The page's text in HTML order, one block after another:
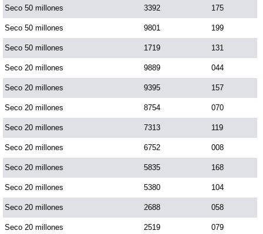
Paisita Noche
Paisita 3
Pick 3 Día
Pick 3 Noche
Pick 4 Día
Pick 4 Noche
Seco 50 millones 3392 175
Seco 50 millones 9801 199
Seco 50 millones 1719 131
Seco 20 millones 9889 044
Seco 20 millones 9395 157
Seco 20 millones 8754 070
Seco 20 millones 7313 119
Seco 20 millones 6752 008
Seco 20 millones 5835 168
Seco 20 millones 5380 104
Seco 20 millones 2688 058
Seco 20 millones 2519 079